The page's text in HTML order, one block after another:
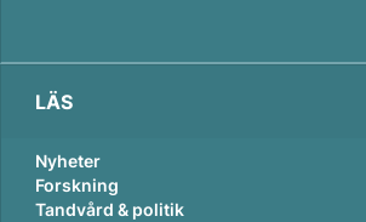
LÄS
Nyheter
Forskning
Tandvård & politik